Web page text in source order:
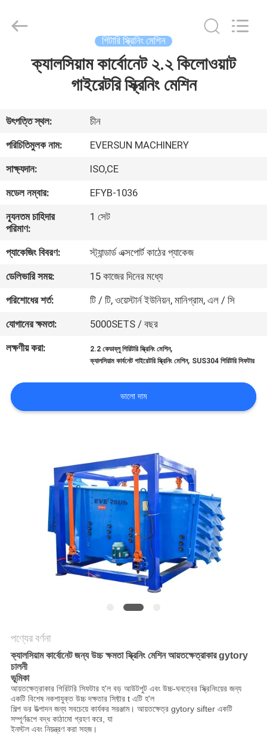
VR
প্রদর্শন
আমাদের
সম্পর্কে
কারখানা
ভ্রমণ
মান
নিয়ন্ত্রণ
যোগাযোগ
করুন
সাইটম্যাপ
গোপনীয়তা
গিটারি স্ক্রিনিং মেশিন
ক্যালসিয়াম কার্বোনেট ২.২ কিলোওয়াট
গাইরেটরি স্ক্রিনিং মেশিন
উৎপত্তি স্থল:
চীন
পরিচিতিমুলক নাম:
EVERSUN MACHINERY
সাক্ষ্যদান:
ISO,CE
মডেল নম্বার:
EFYB-1036
ন্যূনতম চাহিদার
পরিমাণ:
1 সেট
প্যাকেজিং বিবরণ:
স্ট্যান্ডার্ড এক্সপোর্ট কাঠের প্যাকেজ
ডেলিভারি সময়:
15 কাজের দিনের মধ্যে
পরিশোধের শর্ত:
টি / টি, ওয়েস্টার্ন ইউনিয়ন, মানিগ্রাম, এল / সি
যোগানের ক্ষমতা:
5000SETS / বছর
লক্ষণীয় করা:
2.2 কেডাব্লু গিরিটরি স্ক্রিনিং মেশিন,
ক্যালসিয়াম কার্বনেট গাইরেটরি স্ক্রিনিং মেশিন, SUS304 গিরিটরি সিফটার
ভালো দাম
পণ্যের বর্ণনা
ক্যালসিয়াম কার্বোনেট জন্য উচ্চ ক্ষমতা স্ক্রিনিং মেশিন আয়তক্ষেত্রাকার gytory
চালনী
ভূমিকা
আয়তক্ষেত্রাকার গিরিটরি সিফটার হ'ল বড় আউটপুট এবং উচ্চ-ঘনত্বের স্ক্রিনিংয়ের জন্য
একটি বিশেষ নকশাযুক্ত উচ্চ দক্ষতার সিফ্টার t এটি হ'ল
শিল্প ভর উত্পাদন জন্য সবচেয়ে কার্যকর সরঞ্জাম। আয়তক্ষেত্র gytory sifter একটি
সম্পূর্ণরূপে বদ্ধ কাঠামো গ্রহণ করে, যা
ইনস্টল এবং নিয়ন্ত্রণ করা সহজ।